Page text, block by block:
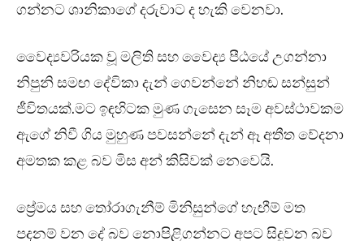
ගන්නට ශානිකාගේ දරුවාට ද හැකි වෙනවා.
වෛද්‍යවරියක වූ මලිති සහ වෛද්‍ය පීඨයේ උගන්නා
නිපුනි සමඟ දේවිකා දැන් ගෙවන්නේ නිහඬ සන්සුන්
ජීවිතයක්.මට ඉඳහිටක මුණ ගැසෙන සෑම අවස්ථාවකම
ඇගේ නිවී ගිය මුහුණ පවසන්නේ දැන් ඈ අතීත වේදනා
අමතක කළ බව මිස අන් කිසිවක් නෙවෙයි.
ප්‍රේමය සහ තෝරාගැනීම් මිනිසුන්ගේ හැඟීම් මත
පදනම් වන දේ බව නොපිළිගන්නට අපට සිදුවන බව